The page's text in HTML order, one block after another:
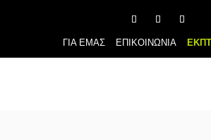
ΓΙΑ ΕΜΑΣ ΕΠΙΚΟΙΝΩΝΙΑ